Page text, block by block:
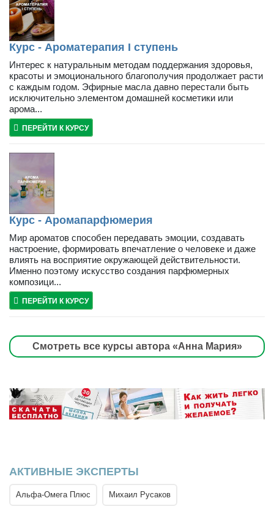
Курс - Ароматерапия I ступень
Интерес к натуральным методам поддержания здоровья,
красоты и эмоционального благополучия продолжает расти
с каждым годом. Эфирные масла давно перестали быть
исключительно элементом домашней косметики или
арома...
ПЕРЕЙТИ К КУРСУ
Курс - Аромапарфюмерия
Мир ароматов способен передавать эмоции, создавать
настроение, формировать впечатление о человеке и даже
влиять на восприятие окружающей действительности.
Именно поэтому искусство создания парфюмерных
композици...
ПЕРЕЙТИ К КУРСУ
Смотреть все курсы автора «Анна Мария»
АКТИВНЫЕ ЭКСПЕРТЫ
Альфа-Омега Плюс Михаил Русаков